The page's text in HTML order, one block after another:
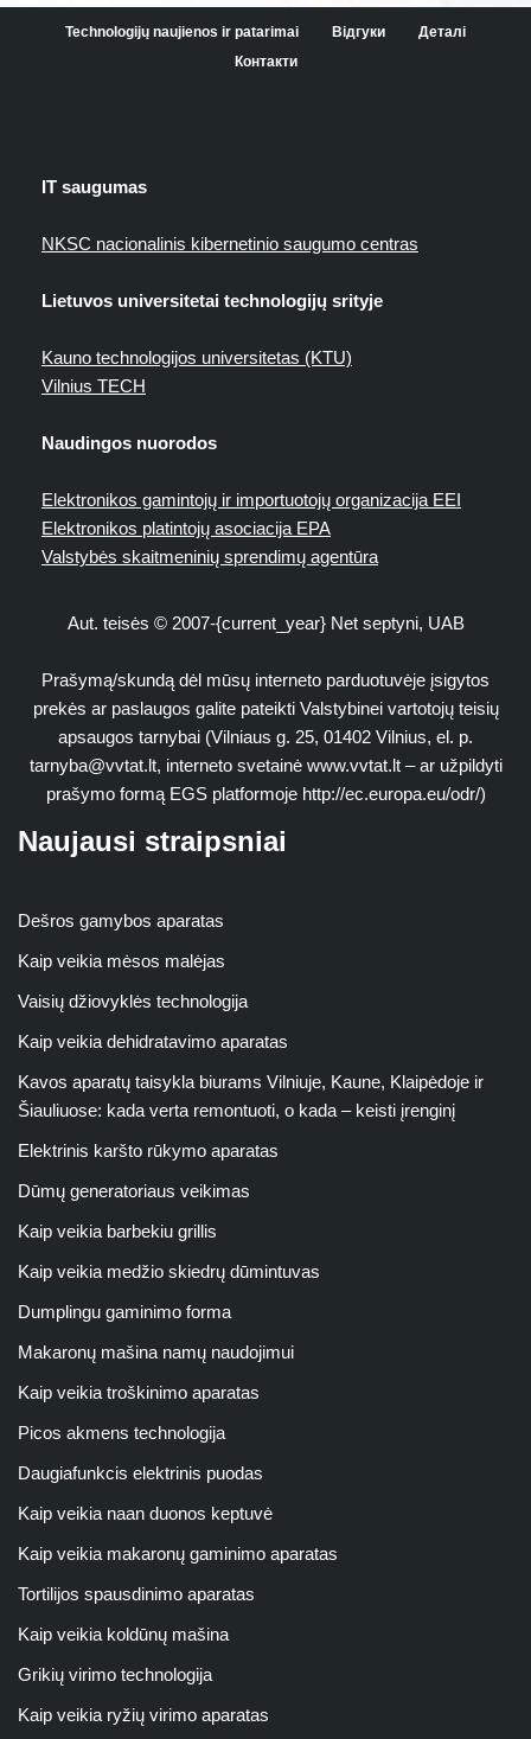
Technologijų naujienos ir patarimai Відгуки
Деталі
Контакти
IT saugumas
NKSC nacionalinis kibernetinio saugumo centras
Lietuvos universitetai technologijų srityje
Kauno technologijos universitetas (KTU)
Vilnius TECH
Naudingos nuorodos
Elektronikos gamintojų ir importuotojų organizacija EEI
Elektronikos platintojų asociacija EPA
Valstybės skaitmeninių sprendimų agentūra
Aut. teisės © 2007-{current_year} Net septyni, UAB
Prašymą/skundą dėl mūsų interneto parduotuvėje įsigytos
prekės ar paslaugos galite pateikti Valstybinei vartotojų teisių
apsaugos tarnybai (Vilniaus g. 25, 01402 Vilnius, el. p.
tarnyba@vvtat.lt, interneto svetainė www.vvtat.lt – ar užpildyti
prašymo formą EGS platformoje http://ec.europa.eu/odr/)
Naujausi straipsniai
Dešros gamybos aparatas
Kaip veikia mėsos malėjas
Vaisių džiovyklės technologija
Kaip veikia dehidratavimo aparatas
Kavos aparatų taisykla biurams Vilniuje, Kaune, Klaipėdoje ir
Šiauliuose: kada verta remontuoti, o kada – keisti įrenginį
Elektrinis karšto rūkymo aparatas
Dūmų generatoriaus veikimas
Kaip veikia barbekiu grillis
Kaip veikia medžio skiedrų dūmintuvas
Dumplingu gaminimo forma
Makaronų mašina namų naudojimui
Kaip veikia troškinimo aparatas
Picos akmens technologija
Daugiafunkcis elektrinis puodas
Kaip veikia naan duonos keptuvė
Kaip veikia makaronų gaminimo aparatas
Tortilijos spausdinimo aparatas
Kaip veikia koldūnų mašina
Grikių virimo technologija
Kaip veikia ryžių virimo aparatas